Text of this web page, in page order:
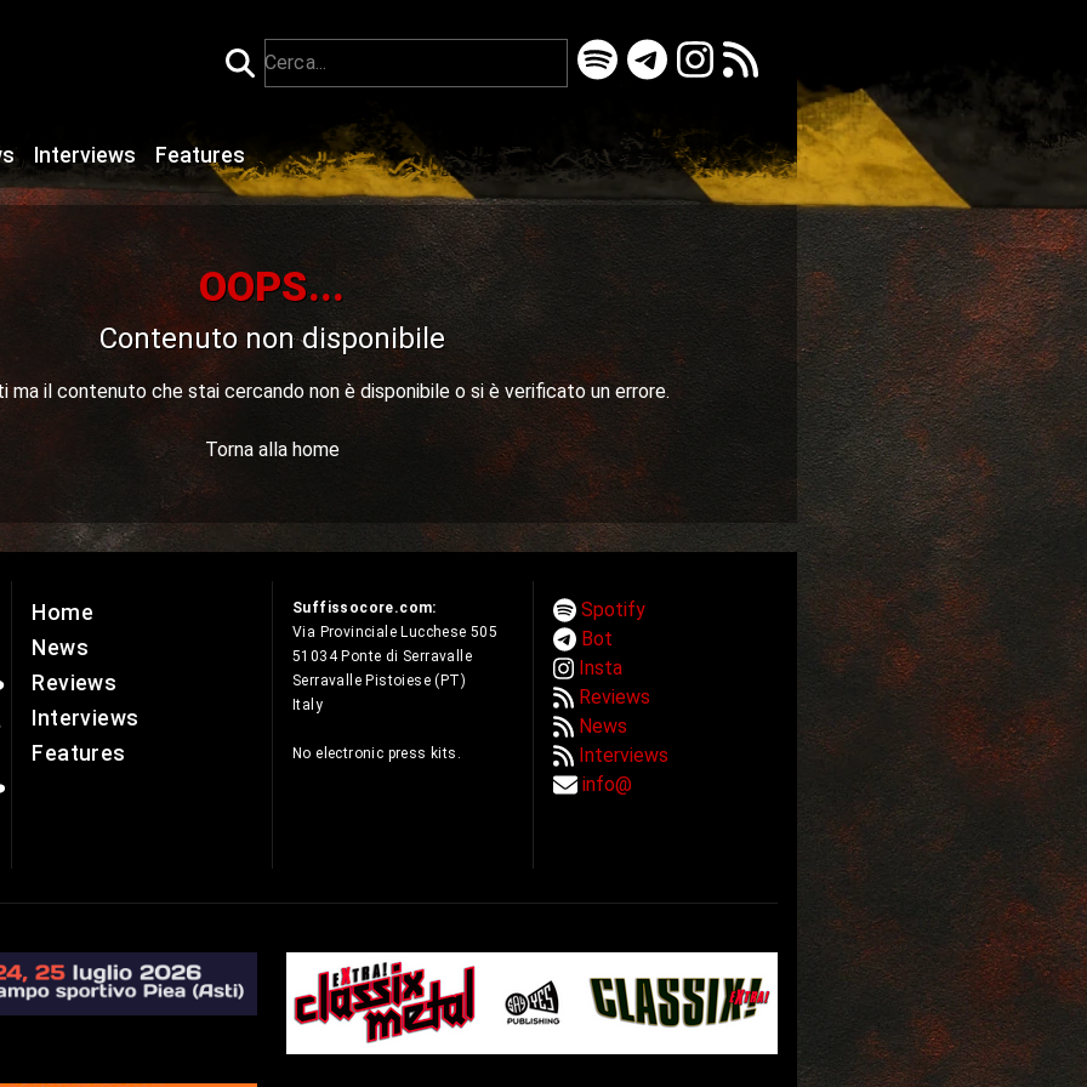
Interviews Features
OOPS...
Contenuto non disponibile
ma il contenuto che stai cercando non è disponibile o si è verificato un errore.
Torna alla home
Home
News
Reviews
Interviews
Features
Suffissocore.com:
Via Provinciale Lucchese 505
51034 Ponte di Serravalle
Serravalle Pistoiese (PT)
Italy
No electronic press kits.
Spotify
Bot
Insta
Reviews
News
Interviews
info@